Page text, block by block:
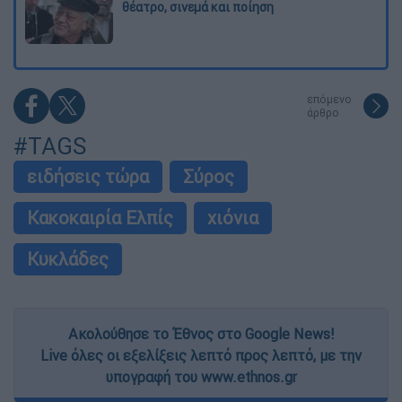
θέατρο, σινεμά και ποίηση
επόμενο
άρθρο
#TAGS
ειδήσεις τώρα
Σύρος
Κακοκαιρία Ελπίς
χιόνια
Κυκλάδες
Ακολούθησε το Έθνος στο Google News!
Live όλες οι εξελίξεις λεπτό προς λεπτό, με την
υπογραφή του www.ethnos.gr